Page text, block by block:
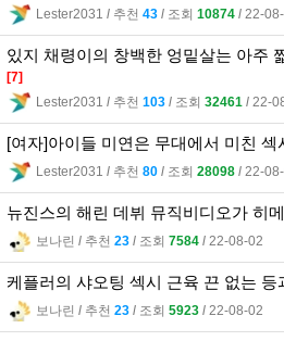
Lester2031 l 추천 43 l 조회 10874 l 22-
있지 채령이의 창백한 엉밑살는 아주
[7]
Lester2031 l 추천 103 l 조회 32461 l 22-
[여자]아이들 미연은 무대에서 미친
Lester2031 l 추천 80 l 조회 28098 l 22-
뉴진스의 해린 데뷔 뮤직비디오가 히
보나린 l 추천 23 l 조회 7584 l 22-08-02
케플러의 샤오팅 섹시 근육 끈 없는 등
보나린 l 추천 23 l 조회 5923 l 22-08-02